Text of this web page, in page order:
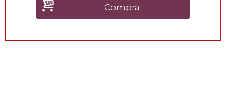
Compra